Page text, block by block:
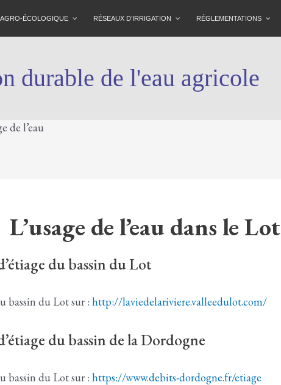
ÉCOLOGIQUE RÉSEAUX D’IRRIGATION RÉGLEMENTATIONS
durable de l'eau agricole
de l’eau
L’usage de l’eau dans le Lot
du bassin du Lot
bassin du Lot sur : http://laviedelariviere.valleedulot.com/
du bassin de la Dordogne
bassin du Lot sur : https://www.debits-dordogne.fr/etiage